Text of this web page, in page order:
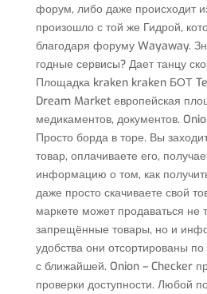
форум, либо даже происходит
произошло с той же Гидрой,
благодаря форуму Wayaway.
годные сервисы? Дает танцу
Площадка kraken kraken БОТ
Dream Market европейская
медикаментов, документов.
Просто борда в торе. Вы
товар, оплачиваете его,
информацию о том, как
даже просто скачиваете свой
маркете может продаваться не
запрещённые товары, но и
удобства они отсортированы
с ближайшей. Onion – Checker
проверки доступности. Любой